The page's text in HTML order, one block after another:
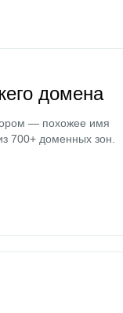
домена
— похожее имя
700+ доменных зон.